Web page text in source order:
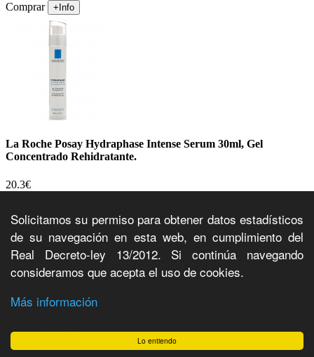
Lo entiendo
Solicitamos su permiso para obtener datos estadísticos
de su navegación en esta web, en cumplimiento del
Real Decreto-ley 13/2012. Si continúa navegando
consideramos que acepta el uso de cookies.
Más información
Comprar
+Info
La Roche Posay Hydraphase Intense Serum 30ml, Gel
Concentrado Rehidratante.
20.3€
rehidrata intensamente. Textura de gel fundente, fresca y no grasa.
Modo de empleo: aplicar mañana y noche sobre todo el rostro antes
de la crema hidratante. Referencia CN 162520.Envase
30ml.Farbricado por laboratorios La Roche Posay HYDRAPHASE
intense serum, 30ml